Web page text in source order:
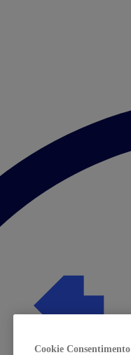
Cookie Consentimento